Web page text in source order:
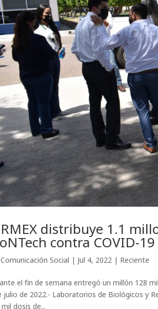
distribuye 1.1
contra COVID-19
Comunicación Social | Jul 4, 2022 | Reciente
el fin de semana entregó un millón 128
julio de 2022.- Laboratorios de Biológicos y
dosis de...